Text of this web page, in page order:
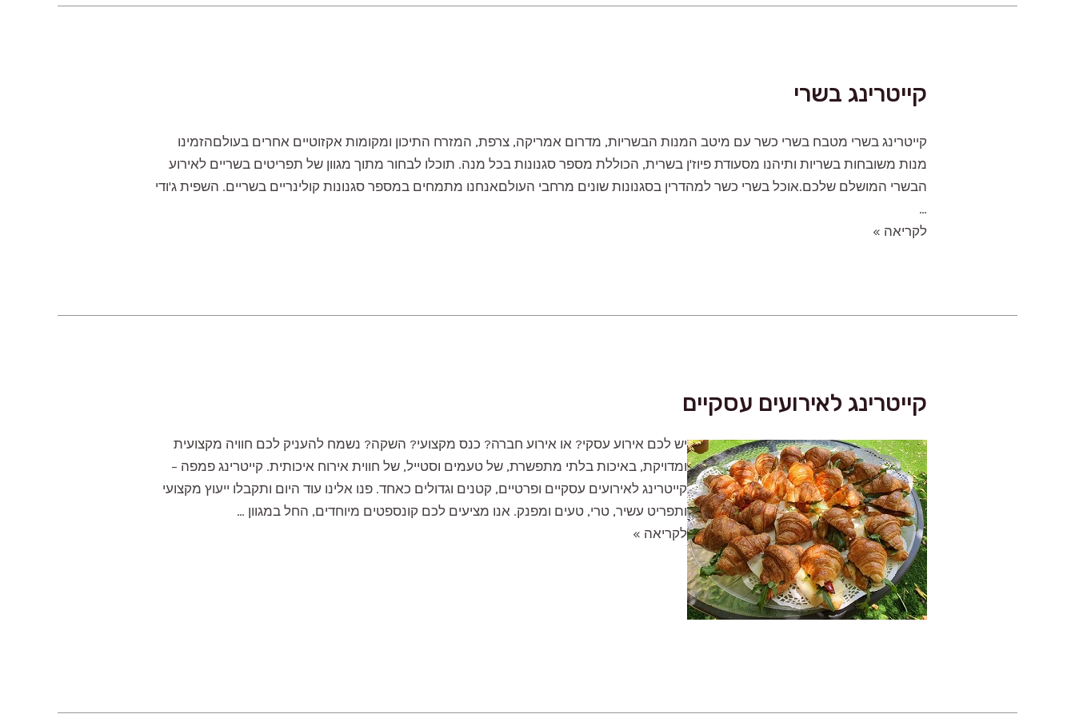
קייטרינג בשרי
קייטרינג בשרי מטבח בשרי כשר עם מיטב המנות הבשריות, מדרום אמריקה, צרפת, המזרח התיכון ומקומות אקזוטיים אחרים בעולםהזמינו
מנות משובחות בשריות ותיהנו מסעודת פיוז'ן בשרית, הכוללת מספר סגנונות בכל מנה. תוכלו לבחור מתוך מגוון של תפריטים בשריים לאירוע
הבשרי המושלם שלכם.‍אוכל בשרי כשר למהדרין בסגנונות שונים מרחבי העולםאנחנו מתמחים במספר סגנונות קולינריים בשריים. השפית ג'ודי
…
קייטרינג
לקריאה »
קייטרינג לאירועים עסקיים
יש לכם אירוע עסקי? או אירוע חברה? כנס מקצועי? השקה? נשמח להעניק לכם חוויה מקצועית
ומדויקת, באיכות בלתי מתפשרת, של טעמים וסטייל, של חווית אירוח איכותית. קייטרינג פמפה –
קייטרינג לאירועים עסקיים ופרטיים, קטנים וגדולים כאחד. פנו אלינו עוד היום ותקבלו ייעוץ מקצועי
ותפריט עשיר, טרי, טעים ומפנק. אנו מציעים לכם קונספטים מיוחדים, החל במגוון …
קייטרינג
לאירועים
עסקיים
לקריאה »